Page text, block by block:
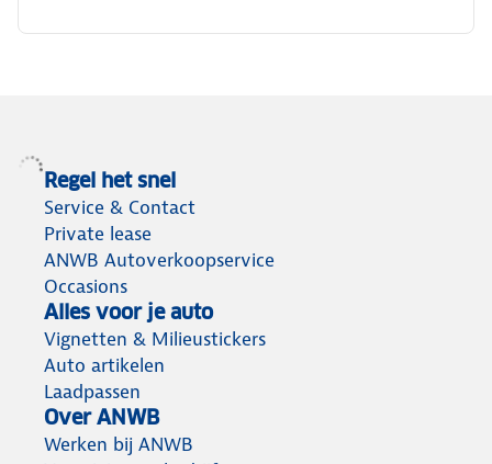
Regel het snel
Service & Contact
Private lease
ANWB Autoverkoopservice
Occasions
Alles voor je auto
Vignetten & Milieustickers
Auto artikelen
Laadpassen
Over ANWB
Werken bij ANWB